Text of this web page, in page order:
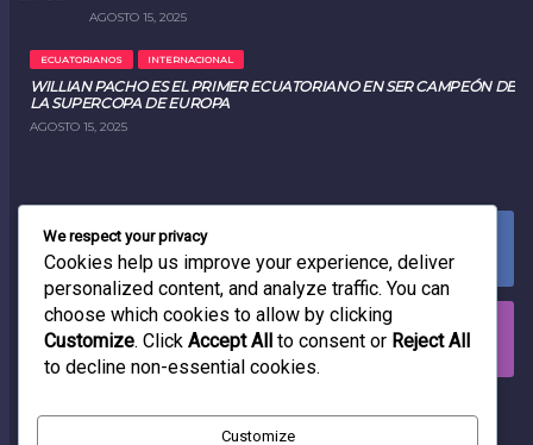
AGOSTO 15, 2025
ECUATORIANOS INTERNACIONAL
WILLIAN PACHO ES EL PRIMER ECUATORIANO EN SER CAMPEÓN DE
LA SUPERCOPA DE EUROPA
AGOSTO 15, 2025
FACEBOOK
0LIKES
INSTAGRAM
0FOLLOWERS
RADIO
We respect your privacy
Cookies help us improve your experience, deliver
personalized content, and analyze traffic. You can
choose which cookies to allow by clicking
Customize. Click Accept All to consent or Reject All
to decline non-essential cookies.
Customize